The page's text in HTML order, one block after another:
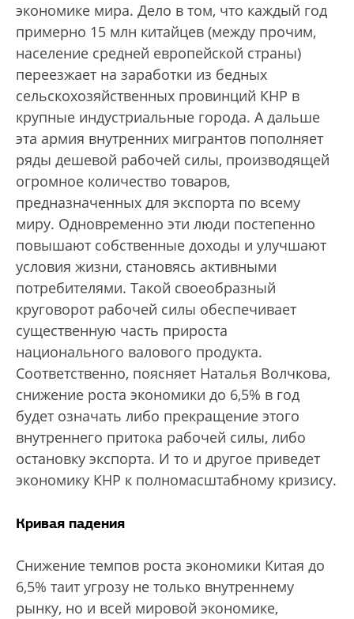
экономике мира. Дело в том, что каждый год
примерно 15 млн китайцев (между прочим,
население средней европейской страны)
переезжает на заработки из бедных
сельскохозяйственных провинций КНР в
крупные индустриальные города. А дальше
эта армия внутренних мигрантов пополняет
ряды дешевой рабочей силы, производящей
огромное количество товаров,
предназначенных для экспорта по всему
миру. Одновременно эти люди постепенно
повышают собственные доходы и улучшают
условия жизни, становясь активными
потребителями. Такой своеобразный
круговорот рабочей силы обеспечивает
существенную часть прироста
национального валового продукта.
Соответственно, поясняет Наталья Волчкова,
снижение роста экономики до 6,5% в год
будет означать либо прекращение этого
внутреннего притока рабочей силы, либо
остановку экспорта. И то и другое приведет
экономику КНР к полномасштабному кризису.
Кривая падения
Снижение темпов роста экономики Китая до
6,5% таит угрозу не только внутреннему
рынку, но и всей мировой экономике,